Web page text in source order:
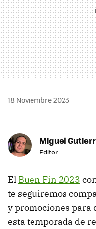
18 Noviembre 2023
Miguel
Editor
El Buen Fin 2023
te seguiremos
y promociones para
esta temporada de